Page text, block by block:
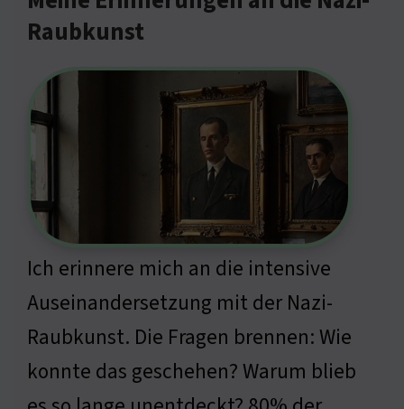
Raubkunst
Ich erinnere mich an die intensive
Auseinandersetzung mit der Nazi-
Raubkunst. Die Fragen brennen: Wie
konnte das geschehen? Warum blieb